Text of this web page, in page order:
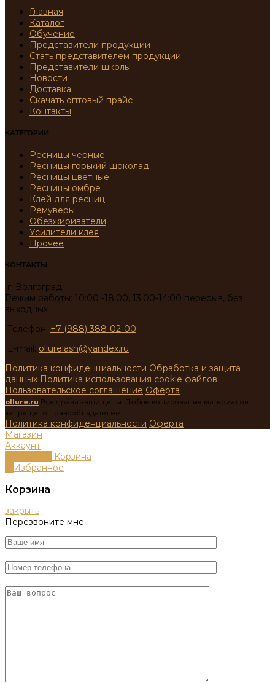
Главная
Каталог
Обучение
Представители продукции
Стать представителем продукции
Представители школы
Новости
Доставка
Скачать оптовый прайс
Контакты
КАТЕГОРИИ
Ресницы черные
Ресницы горький шоколад
Ресницы цветные
Ресницы омбре
Клей для ресниц
Ремуверы
Обезжириватели
Усилители клея
Прочее
КОНТАКТЫ
г. Волгоград
Режим работы: 10:00 -18:00, 13:00-14:00 перерыв, без
выходных
Телефон: +7 (988) 388-02-00
E-mail: ollurelash@yandex.ru
Политика конфиденциальности Обработка и защита
данных Политика использования cookie файлов
Пользовательское соглашение Оферта
ollure.ru Все права защищены. Любое копирование материалов
запрещено правообладателем.
Политика конфиденциальности Оферта
Магазин
Аккаунт
Корзина
Избранное
Корзина
закрыть
Перезвоните мне